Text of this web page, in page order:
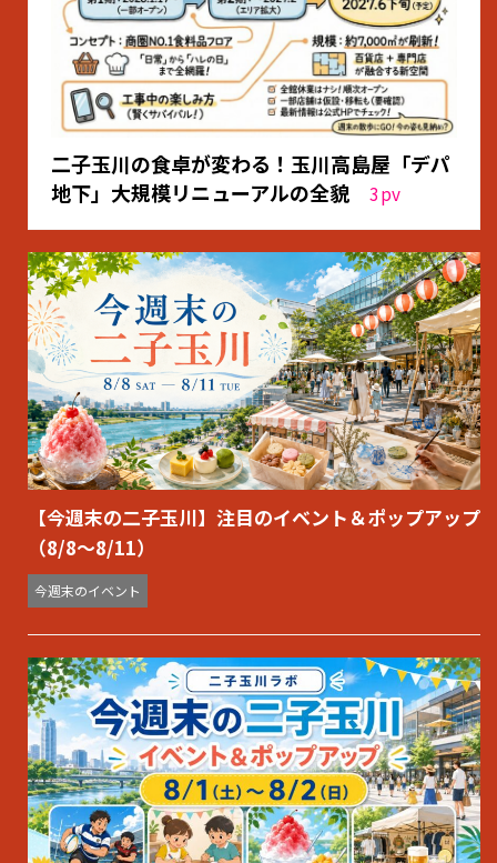
二子玉川の食卓が変わる！玉川高島屋「デパ
地下」大規模リニューアルの全貌
3pv
【今週末の二子玉川】注目のイベント＆ポップアップ
（8/8〜8/11）
今週末のイベント